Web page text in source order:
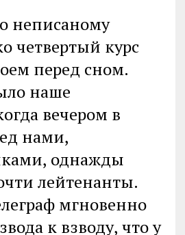
неписаному
четвертый курс
перед сном.
наше
вечером в
нами,
однажды
лейтенанты.
мгновенно
к взводу, что у